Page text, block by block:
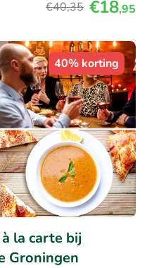
€40,35 €18,95
40% korting
la carte bij
Groningen